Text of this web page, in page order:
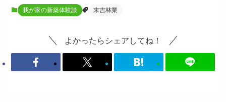
我が家の新築体験談 末吉林業
よかったらシェアしてね！